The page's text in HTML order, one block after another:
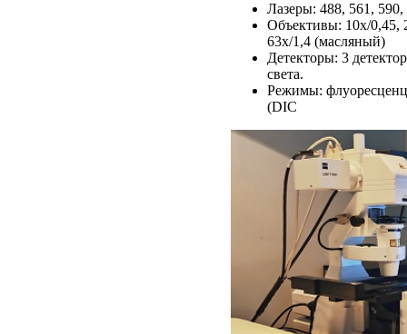
Лазеры: 488, 561, 590,
Объективы: 10x/0,45,
63х/1,4 (масляный)
Детекторы: 3
света.
Режимы:
(DIC